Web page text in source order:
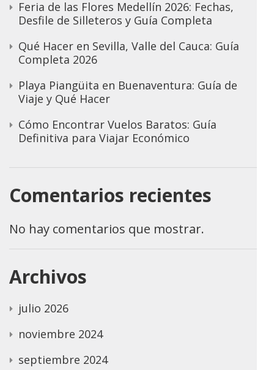
Feria de las Flores Medellín 2026: Fechas,
Desfile de Silleteros y Guía Completa
Qué Hacer en Sevilla, Valle del Cauca: Guía
Completa 2026
Playa Piangüita en Buenaventura: Guía de
Viaje y Qué Hacer
Cómo Encontrar Vuelos Baratos: Guía
Definitiva para Viajar Económico
Comentarios recientes
No hay comentarios que mostrar.
Archivos
julio 2026
noviembre 2024
septiembre 2024